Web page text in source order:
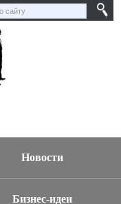
Новости
Бизнес-идеи